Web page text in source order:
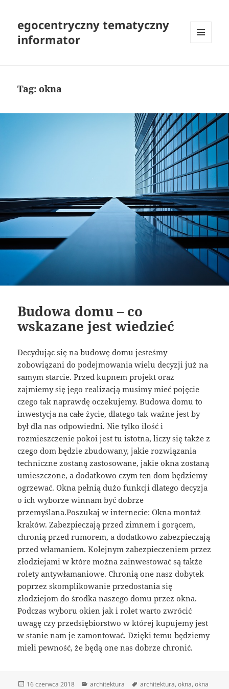
egocentryczny tematyczny
informator
Tag:okna
Budowa domu – co
wskazane jest wiedzieć
Decydując się na budowę domu jesteśmy
zobowiązani do podejmowania wielu decyzji już na
samym starcie. Przed kupnem projekt oraz
zajmiemy się jego realizacją musimy mieć pojęcie
czego tak naprawdę oczekujemy. Budowa domu to
inwestycja na całe życie, dlatego tak ważne jest by
był dla nas odpowiedni. Nie tylko ilość i
rozmieszczenie pokoi jest tu istotna, liczy się także z
czego dom będzie zbudowany, jakie rozwiązania
techniczne zostaną zastosowane, jakie okna zostaną
umieszczone, a dodatkowo czym ten dom będziemy
ogrzewać. Okna pełnią dużo funkcji dlatego decyzja
o ich wyborze winnam być dobrze
przemyślana.Poszukaj w internecie: Okna montaż
kraków. Zabezpieczają przed zimnem i gorącem,
chronią przed rumorem, a dodatkowo zabezpieczają
przed włamaniem. Kolejnym zabezpieczeniem przez
złodziejami w które można zainwestować są także
rolety antywłamaniowe. Chronią one nasz dobytek
poprzez skomplikowanie przedostania się
złodziejom do środka naszego domu przez okna.
Podczas wyboru okien jak i rolet warto zwrócić
uwagę czy przedsiębiorstwo w której kupujemy jest
w stanie nam je zamontować. Dzięki temu będziemy
mieli pewność, że będą one nas dobrze chronić.
Data
16 czerwca 2018 Kategorie
architektura Tagi
architektura,okna,okna